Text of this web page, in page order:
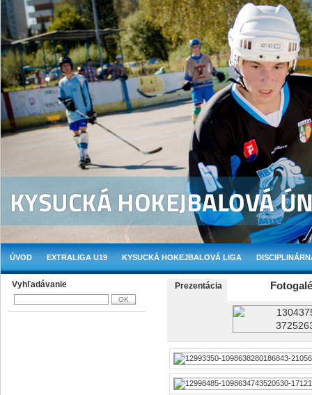
ÚVOD EXTRALIGA U19 KYSUCKÁ HOKEJBALOVÁ LIGA
Vyhľadávanie Prezentácia